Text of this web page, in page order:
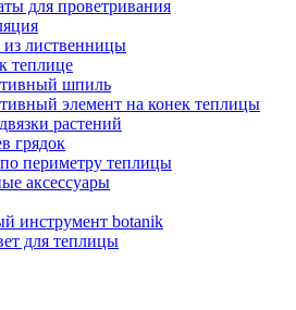
для проветривания
из лиственницы
теплице
шпиль
элемент на конек теплицы
растений
грядок
периметру теплицы
аксессуары
инструмент botanik
для теплицы